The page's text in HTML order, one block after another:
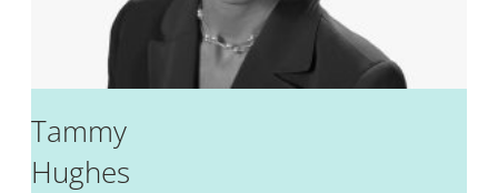
Tammy
Hughes